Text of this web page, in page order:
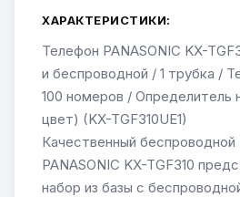
ХАРАКТЕРИСТИКИ:
Телефон PANASONIC KX-
и беспроводной / 1 трубка /
100 номеров / Определитель
цвет) (KX-TGF310UE1)
Качественный
PANASONIC KX-TGF310
набор из базы с